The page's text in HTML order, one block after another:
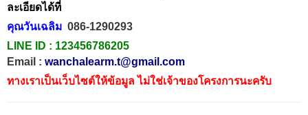
ละเอียดได้ที่
คุณวันเฉลิม 086-1290293
LINE ID : 123456786205
Email : wanchalearm.t@gmail.com
ทางเราเป็นเว็บไซต์ให้ข้อมูล ไม่ใช่เจ้าของโครงการนะครับ